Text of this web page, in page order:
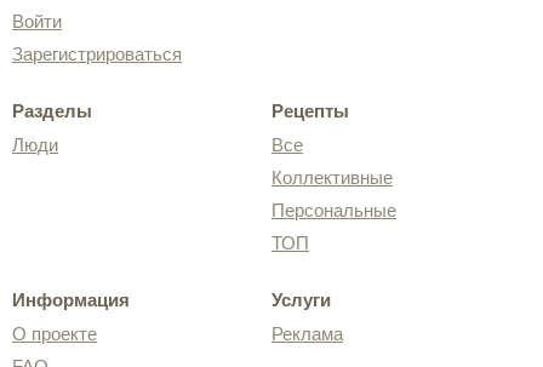
Войти
Зарегистрироваться
Разделы
Люди
Рецепты
Все
Коллективные
Персональные
ТОП
Информация
О проекте
Услуги
Реклама